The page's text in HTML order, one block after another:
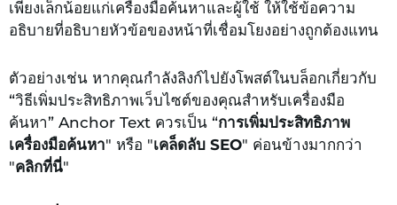
เพียงเล็กน้อยแก่เครื่องมือค้นหาและผู้ใช้ ให้ใช้ข้อความ
อธิบายที่อธิบายหัวข้อของหน้าที่เชื่อมโยงอย่างถูกต้องแทน
ตัวอย่างเช่น หากคุณกำลังลิงก์ไปยังโพสต์ในบล็อกเกี่ยวกับ
“วิธีเพิ่มประสิทธิภาพเว็บไซต์ของคุณสำหรับเครื่องมือ
ค้นหา” Anchor Text ควรเป็น “การเพิ่มประสิทธิภาพ
เครื่องมือค้นหา" หรือ "เคล็ดลับ SEO" ค่อนข้างมากกว่า
"คลิกที่นี่"